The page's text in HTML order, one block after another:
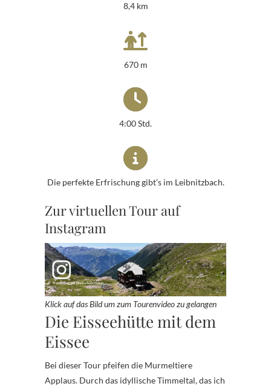
8,4 km
670 m
4:00 Std.
Die perfekte Erfrischung gibt’s im Leibnitzbach.
Zur virtuellen Tour auf
Instagram
Klick auf das Bild um zum Tourenvideo zu gelangen
Die Eisseehütte mit dem
Eissee
Bei dieser Tour pfeifen die Murmeltiere
Applaus. Durch das idyllische Timmeltal, das ich